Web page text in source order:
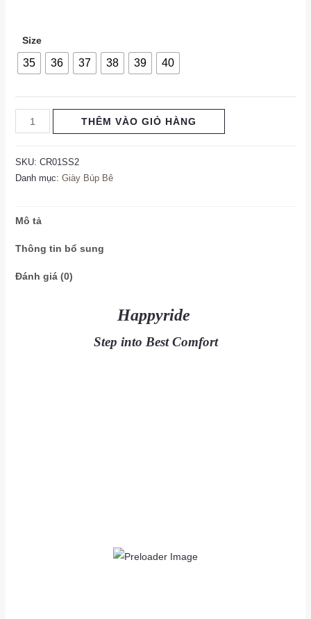
Size
35 36 37 38 39 40
THÊM VÀO GIỎ HÀNG
SKU: CR01SS2
Danh mục: Giày Búp Bê
Mô tả
Thông tin bổ sung
Đánh giá (0)
Happyride
Step into Best Comfort